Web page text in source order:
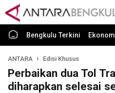
Bengkulu Terkini
ANTARA Edisi Khusus
Perbaikan dua Tol
diharapkan selesai